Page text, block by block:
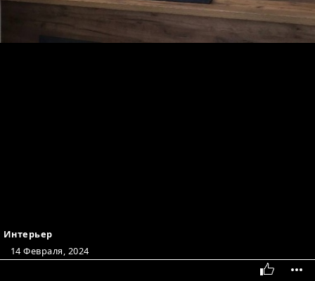
Интерьер
14 Февраля, 2024